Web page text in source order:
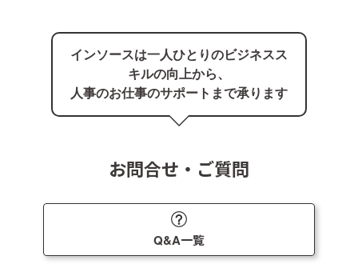
インソースは⼀⼈ひとりのビジネスス
キルの向上から、
⼈事のお仕事のサポートまで承ります
お問合せ・ご質問
Q&A一覧